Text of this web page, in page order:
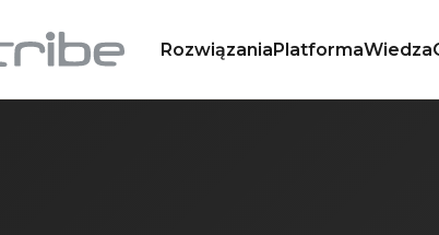
RozwiązaniaPlatformaWiedza